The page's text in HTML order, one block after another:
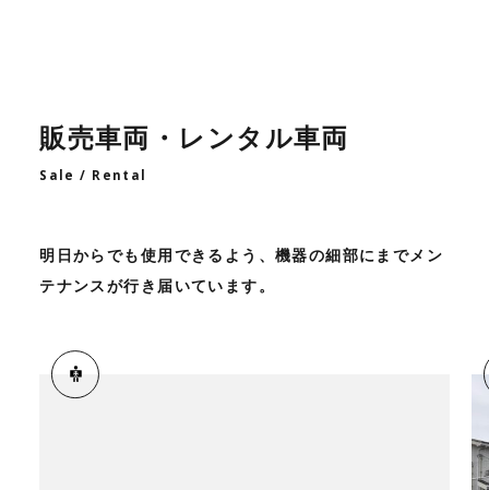
販売車両・レンタル車両
Sale / Rental
明日からでも使用できるよう、機器の細部にまでメン
テナンスが行き届いています。